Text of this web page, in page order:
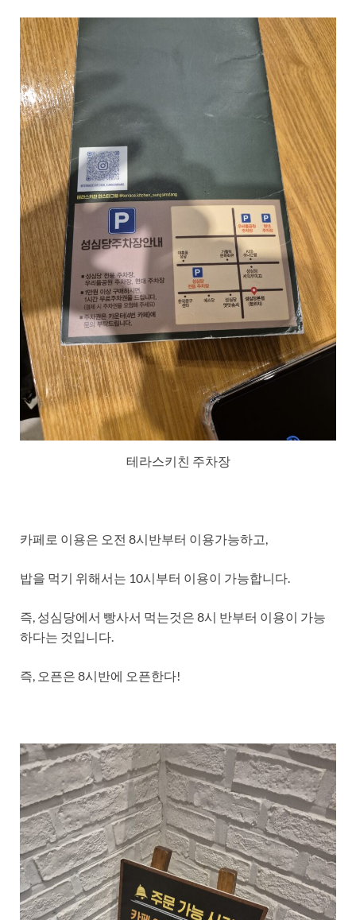
테라스키친 주차장
카페로 이용은 오전 8시반부터 이용가능하고,
밥을 먹기 위해서는 10시부터 이용이 가능합니다.
즉, 성심당에서 빵사서 먹는것은 8시 반부터 이용이 가능
하다는 것입니다.
즉, 오픈은 8시반에 오픈한다!